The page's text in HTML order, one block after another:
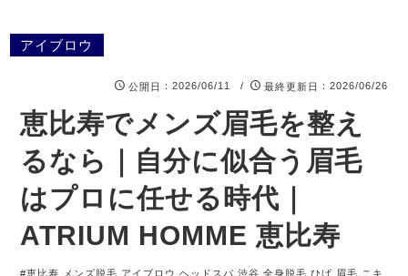
アイブロウ
公開日 ：2026/06/11 / 最終更新日 ：2026/06/26
恵比寿でメンズ眉毛を整え
るなら｜自分に似合う眉毛
はプロに任せる時代｜
ATRIUM HOMME 恵比寿
#恵比寿 メンズ脱毛 アイブロウ ヘッドスパ 渋谷 全身脱毛 ひげ 眉毛 ニキ